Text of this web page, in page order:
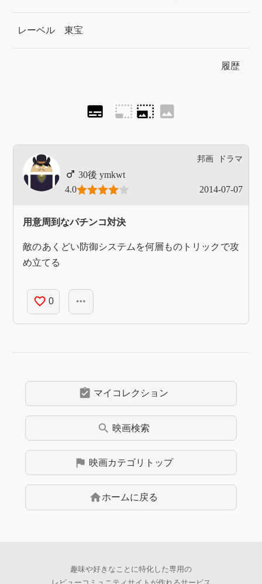
レーベル 東宝
履歴
subtitles photo_size_select_small photo_size_select_large image
邦画 ドラマ
ymkwt
4.0
2014-07-07
用意周到なパチンコ対決
敵のあくどい防御システムを何層ものトリックで攻
め立てる
favorite_border 0 more_horiz
assignment_turned_in マイコレクション
search 映画検索
flag 映画カテゴリトップ
homeホームに戻る
趣味や好きなことに特化した専用の